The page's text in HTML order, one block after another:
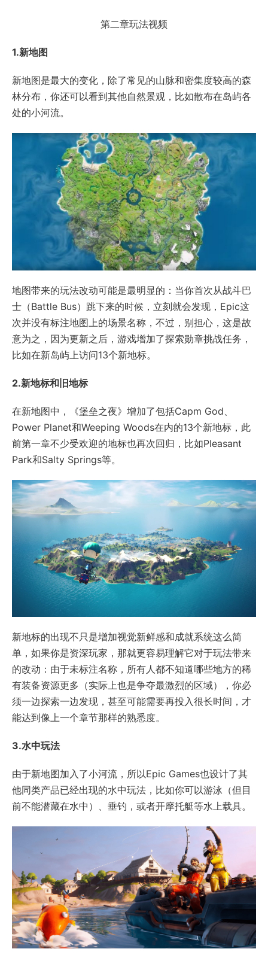
第二章玩法视频
1.新地图
新地图是最大的变化，除了常见的山脉和密集度较高的森
林分布，你还可以看到其他自然景观，比如散布在岛屿各
处的小河流。
地图带来的玩法改动可能是最明显的：当你首次从战斗巴
士（Battle Bus）跳下来的时候，立刻就会发现，Epic这
次并没有标注地图上的场景名称，不过，别担心，这是故
意为之，因为更新之后，游戏增加了探索勋章挑战任务，
比如在新岛屿上访问13个新地标。
2.新地标和旧地标
在新地图中，《堡垒之夜》增加了包括Capm God、
Power Planet和Weeping Woods在内的13个新地标，此
前第一章不少受欢迎的地标也再次回归，比如Pleasant
Park和Salty Springs等。
新地标的出现不只是增加视觉新鲜感和成就系统这么简
单，如果你是资深玩家，那就更容易理解它对于玩法带来
的改动：由于未标注名称，所有人都不知道哪些地方的稀
有装备资源更多（实际上也是争夺最激烈的区域），你必
须一边探索一边发现，甚至可能需要再投入很长时间，才
能达到像上一个章节那样的熟悉度。
3.水中玩法
由于新地图加入了小河流，所以Epic Games也设计了其
他同类产品已经出现的水中玩法，比如你可以游泳（但目
前不能潜藏在水中）、垂钓，或者开摩托艇等水上载具。